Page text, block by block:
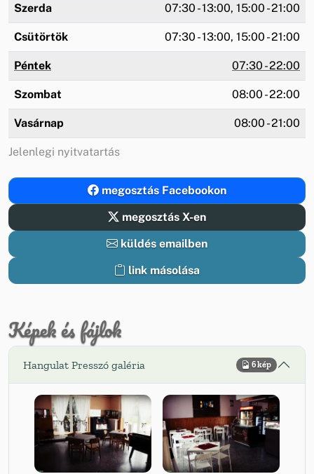
Szerda 07:30 - 13:00, 15:00 - 21:00
Csütörtök 07:30 - 13:00, 15:00 - 21:00
Péntek 07:30 - 22:00
Szombat 08:00 - 22:00
Vasárnap 08:00 - 21:00
Jelenlegi nyitvatartás
megosztás Facebookon
megosztás X-en
küldés emailben
link másolása
Képek és fájlok
Hangulat Presszó galéria 6 kép